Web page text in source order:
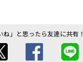
ね」と思ったら友達に共有！